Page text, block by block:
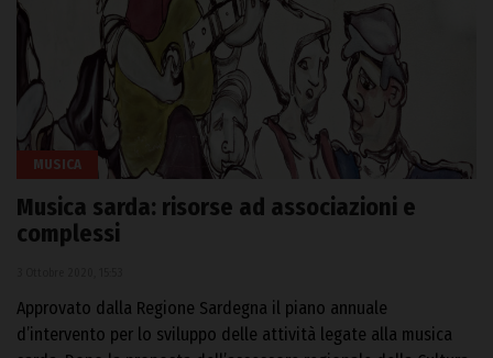
MUSICA
Musica sarda: risorse ad associazioni e
complessi
Approvato dalla Regione Sardegna il piano annuale
d’intervento per lo sviluppo delle attività legate alla musica